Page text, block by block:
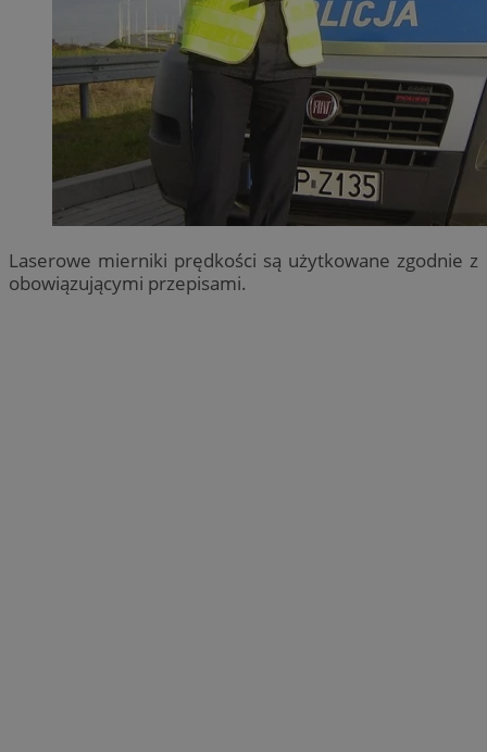
Laserowe mierniki prędkości są użytkowane zgodnie z
obowiązującymi przepisami.